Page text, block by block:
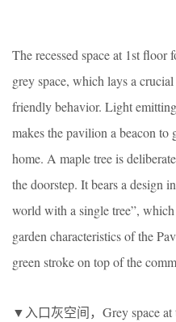
The recessed space at 1st floor
grey space, which lays a
friendly behavior. Light
makes the pavilion a beacon to
home. A maple tree is
the doorstep. It bears a design
world with a single tree”,
garden characteristics of the
green stroke on top of the
▼入口灰空间，Grey space at